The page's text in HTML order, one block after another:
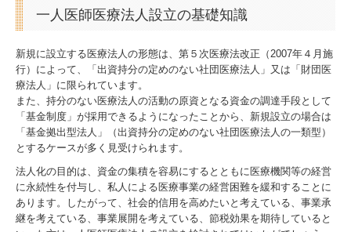
経営革新等支援機関とは
経営改善オンデマンド講座
経営者お役立ち情報
事務所紹介
経営理念
交通案内
一人医師医療法人設立の基礎知識
新規に設立する医療法人の形態は、第５次医療法改正（2007年４月施
行）によって、「出資持分の定めのない社団医療法人」又は「財団医
療法人」に限られています。
また、持分のない医療法人の活動の原資となる資金の調達手段として
「基金制度」が採用できるようになったことから、新規設立の場合は
「基金拠出型法人」（出資持分の定めのない社団医療法人の一類型）
とするケースが多く見受けられます。
法人化の目的は、資金の集積を容易にするとともに医療機関等の経営
に永続性を付与し、私人による医療事業の経営困難を緩和することに
あります。したがって、社会的信用を高めたいと考えている、事業承
継を考えている、事業展開を考えている、節税効果を期待していると